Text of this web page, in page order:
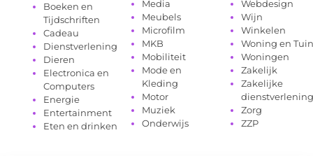
Boeken en
Tijdschriften
Cadeau
Dienstverlening
Dieren
Electronica en
Computers
Energie
Entertainment
Eten en drinken
Media
Meubels
Microfilm
MKB
Mobiliteit
Mode en
Kleding
Motor
Muziek
Onderwijs
Webdesign
Wijn
Winkelen
Woning en Tuin
Woningen
Zakelijk
Zakelijke
dienstverlening
Zorg
ZZP